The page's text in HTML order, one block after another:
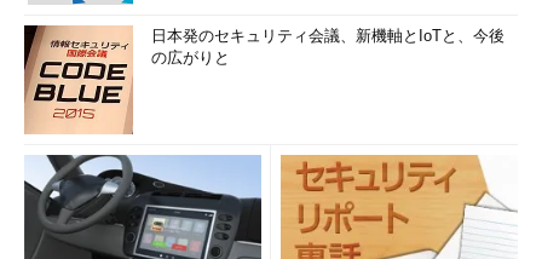
日本発のセキュリティ会議、新機軸とIoTと、今後
の広がりと